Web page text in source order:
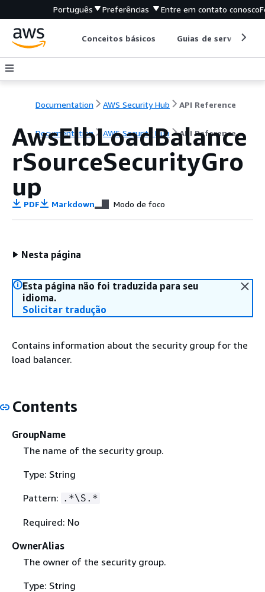
Português Preferências Entre em contato conosco
Conceitos básicos Guias de serviço
Documentation AWS Security Hub API Reference
Documentation AWS Security Hub API Reference
AwsElbLoadBalance
rSourceSecurityGro
up
PDF Markdown Modo de foco
Nesta página
Esta página não foi traduzida para seu
idioma.
Solicitar tradução
Contains information about the security group for the
load balancer.
Contents
GroupName
The name of the security group.
Type: String
Pattern: .*\S.*
Required: No
OwnerAlias
The owner of the security group.
Type: String